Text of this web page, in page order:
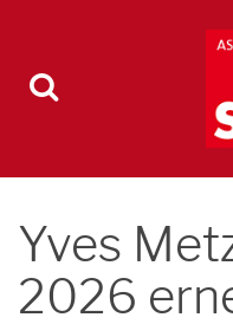
Yves
2026